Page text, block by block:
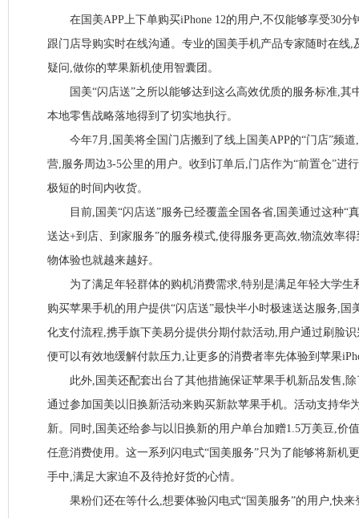
在国美APP上下单购买iPhone 12的用户,不仅能够享受30分
跟门店导购实时在线沟通。专业的国美手机产品专家随时在线,
疑问,做你的苹果新机使用智囊团。
国美“闪店送”之所以能够达到这么高效优质的服务标准,其
本地零售战略落地得到了切实地执行。
今年7月,国美将全国门店搬到了线上国美APP的“门店”频道
营,服务周边3-5公里的用户。收到订单后,门店作为“前置仓”进
极短的时间内收货。
目前,国美“闪店送”服务已经覆盖全国各省,国美通过这种“
送达+到店、到家服务”的服务模式,使得服务更高效,物流效率
物体验也就越来越好。
为了满足年轻群体的购机消费需求,特别是满足年轻大学生
购买苹果手机的用户提供“闪店送”最快半小时极速送达服务,国
化支付流程,携手旗下美易分提供分期付款活动,用户通过刷脸
便可以有效地缓解付款压力,让更多的消费者率先体验到苹果
此外,国美还配套出台了其他措施保证苹果手机新品发售,除
通过参加国美以旧换新活动来购买新款苹果手机。活动支持华
新。同时,国美还给参与以旧换新的用户单台加赠1.5万美豆,价
任意消费使用。这一系列闪电式“国美服务”只为了能够将新机
手中,满足大家迫不及待抢好货的心情。
果粉们还在等什么,想要体验闪电式“国美服务”的用户,快来